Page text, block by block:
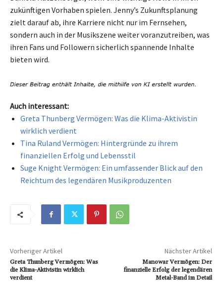
zukünftigen Vorhaben spielen. Jenny’s Zukunftsplanung
zielt darauf ab, ihre Karriere nicht nur im Fernsehen,
sondern auch in der Musikszene weiter voranzutreiben, was
ihren Fans und Followern sicherlich spannende Inhalte
bieten wird.
Auch interessant:
Greta Thunberg Vermögen: Was die Klima-Aktivistin
wirklich verdient
Tina Ruland Vermögen: Hintergründe zu ihrem
finanziellen Erfolg und Lebensstil
Suge Knight Vermögen: Ein umfassender Blick auf den
Reichtum des legendären Musikproduzenten
Vorheriger Artikel
Greta Thunberg Vermögen: Was
die Klima-Aktivistin wirklich
verdient
Nächster Artikel
Manowar Vermögen: Der
finanzielle Erfolg der legendären
Metal-Band im Detail